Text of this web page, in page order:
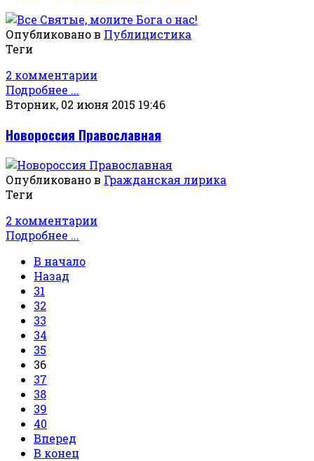
Опубликовано в Публицистика
Теги
2 комментарии
Подробнее ...
Вторник, 02 июня 2015 19:46
Новороссия Православная
Опубликовано в Гражданская лирика
Теги
2 комментарии
Подробнее ...
В начало
Назад
31
32
33
34
35
36
37
38
39
40
Вперед
В конец